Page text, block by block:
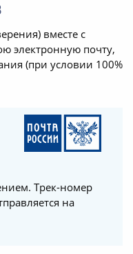
вместе с
электронную почту,
(при условии 100%
Трек-номер
на